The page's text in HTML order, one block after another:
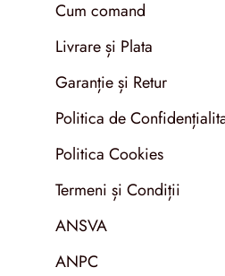
Cum comand
Livrare și Plata
Garanție și Retur
Politica de
Politica Cookies
Termeni și Condiții
ANSVA
ANPC